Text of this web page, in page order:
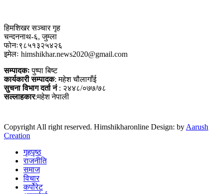
हिमशिखर सञ्चार गृह
चन्दननाथ-६, जुम्ला
फोनः९८५१३२५४२६
इमेलः himshikhar.news2020@gmail.com
सम्पादकःपुष्पा बिष्ट
कार्यकारी सम्पादक: महेश चौलागाँई
सुचना विभाग दर्ता नं: २४४८/०७७/७८
सल्लाहकार:महेश नेपाली
Copyright All right reserved. Himshikharonline Design: byAarush
Creation
गृहपृष्ठ
राजनीति
समाज
विचार
कर्पोरेट